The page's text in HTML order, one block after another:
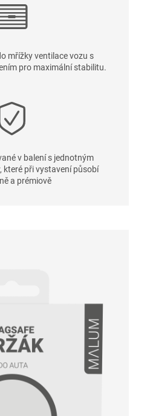
mřížky ventilace vozu s
pro maximální stabilitu.
v balení s jednotným
které při vystavení působí
a prémiově